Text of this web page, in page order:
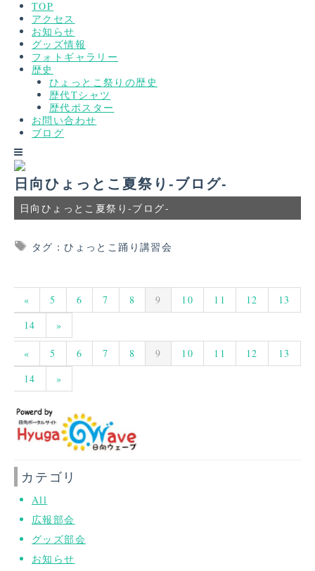
TOP
アクセス
お知らせ
グッズ情報
フォトギャラリー
歴史
ひょっとこ祭りの歴史
歴代Tシャツ
歴代ポスター
お問い合わせ
ブログ
日向ひょっとこ夏祭り-ブログ-
日向ひょっとこ夏祭り-ブログ-
タグ：ひょっとこ踊り講習会
« 5 6 7 8 9 10 11 12
13
14
»
« 5 6 7 8 9 10 11 12
13
14
»
カテゴリ
All
広報部会
グッズ部会
お知らせ